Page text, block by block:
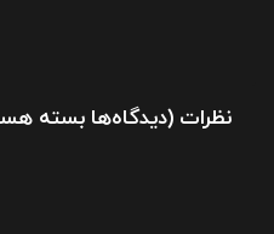
دیدگاه‌ها
برای بسته ) نظرات